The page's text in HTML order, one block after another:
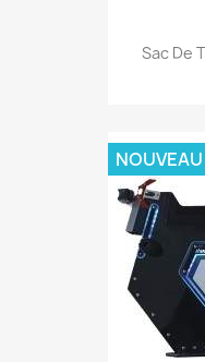
Sac De
NOUVEAU